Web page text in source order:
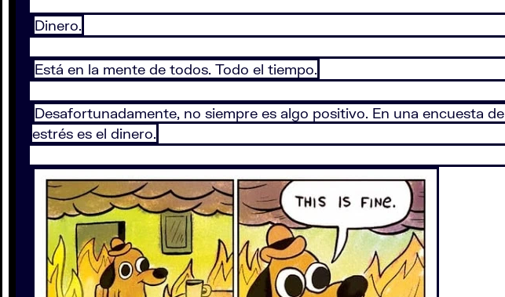
Dinero.
Está en la mente de todos. Todo el tiempo.
Desafortunadamente, no siempre es algo positivo. En una encuesta de
estrés es el dinero.